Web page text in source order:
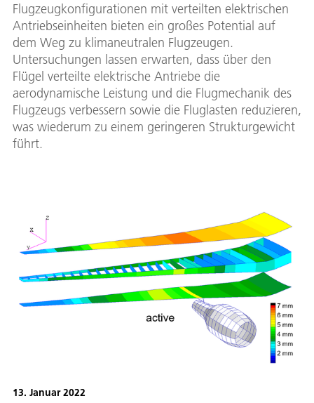
Flugzeugkonfigurationen mit verteilten elektrischen
Antriebseinheiten bieten ein großes Potential auf
dem Weg zu klimaneutralen Flugzeugen.
Untersuchungen lassen erwarten, dass über den
Flügel verteilte elektrische Antriebe die
aerodynamische Leistung und die Flugmechanik des
Flugzeugs verbessern sowie die Fluglasten reduzieren,
was wiederum zu einem geringeren Strukturgewicht
führt.
13. Januar 2022